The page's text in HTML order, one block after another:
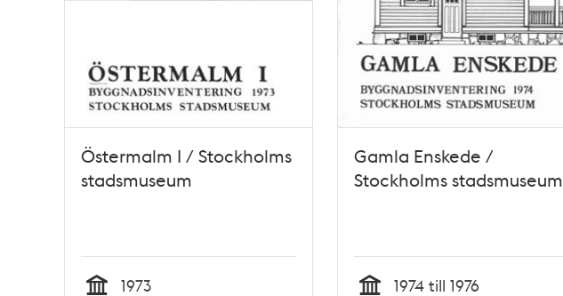
Östermalm I / Stockholms
stadsmuseum
1973
Gamla Enskede /
Stockholms stadsmuseum
1974 till 1976